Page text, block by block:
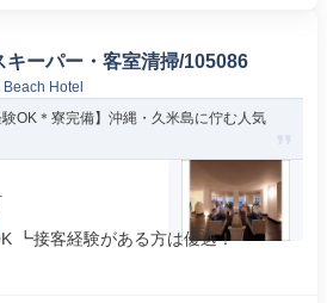
ーパー・客室清掃/105086
Hotel
験OK＊寮完備】沖縄・久米島に佇む人気
┗接客経験がある方は優遇！